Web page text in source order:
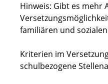
Hinweis: Gibt es mehr
familiären und
Kriterien im
schulbezogene